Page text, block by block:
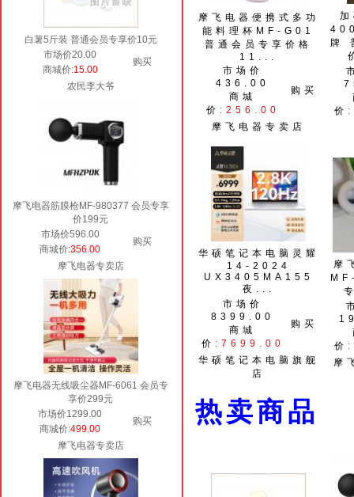
白薯5斤装 普通会员专享价10元
市场价20.00
购买
商城价:15.00
农民李大爷
摩飞电器筋膜枪MF-980377 会员专享
价199元
市场价596.00
购买
商城价:356.00
摩飞电器专卖店
摩飞电器无线吸尘器MF-6061 会员专
享价299元
市场价1299.00
购买
商城价:499.00
摩飞电器专卖店
摩飞电器便携式多功
能料理杯MF-G01
普通会员专享价格
11...
市场价
436.00
购买
商城
价 :256.00
摩飞电器专卖店
牌
价
华硕笔记本电脑灵耀
14-2024
UX3405MA155
夜...
市场价
8399.00
购买
商城
价 :7699.00
华硕笔记本电脑旗舰
店
摩
价
摩
热卖